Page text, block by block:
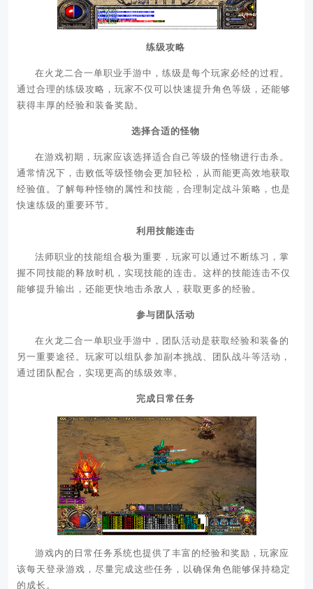
练级攻略
在火龙二合一单职业手游中，练级是每个玩家必经的过程。
通过合理的练级攻略，玩家不仅可以快速提升角色等级，还能够
获得丰厚的经验和装备奖励。
选择合适的怪物
在游戏初期，玩家应该选择适合自己等级的怪物进行击杀。
通常情况下，击败低等级怪物会更加轻松，从而能更高效地获取
经验值。了解每种怪物的属性和技能，合理制定战斗策略，也是
快速练级的重要环节。
利用技能连击
法师职业的技能组合极为重要，玩家可以通过不断练习，掌
握不同技能的释放时机，实现技能的连击。这样的技能连击不仅
能够提升输出，还能更快地击杀敌人，获取更多的经验。
参与团队活动
在火龙二合一单职业手游中，团队活动是获取经验和装备的
另一重要途径。玩家可以组队参加副本挑战、团队战斗等活动，
通过团队配合，实现更高的练级效率。
完成日常任务
游戏内的日常任务系统也提供了丰富的经验和奖励，玩家应
该每天登录游戏，尽量完成这些任务，以确保角色能够保持稳定
的成长。